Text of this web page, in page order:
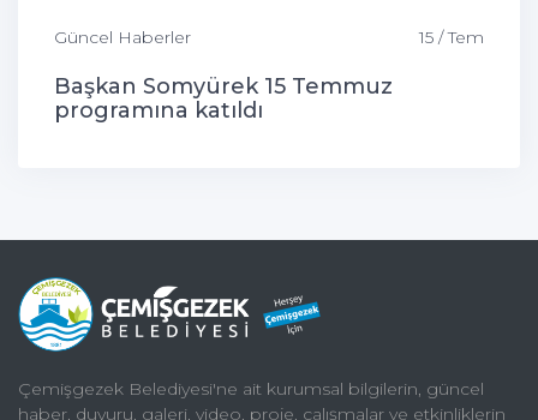
Güncel Haberler 15 / Tem
Başkan Somyürek 15 Temmuz
programına katıldı
Çemişgezek Belediyesi'ne ait kurumsal bilgilerin, güncel
haber, duyuru, galeri, video, proje, çalışmalar ve etkinliklerin